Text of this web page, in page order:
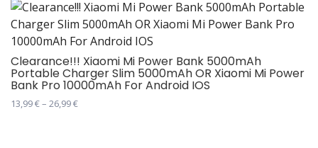
производа.
Clearance!!! Xiaomi Mi Power Bank 5000mAh
Portable Charger Slim 5000mAh OR Xiaomi Mi Power
Bank Pro 10000mAh For Android IOS
13,99€– 26,99€Распон